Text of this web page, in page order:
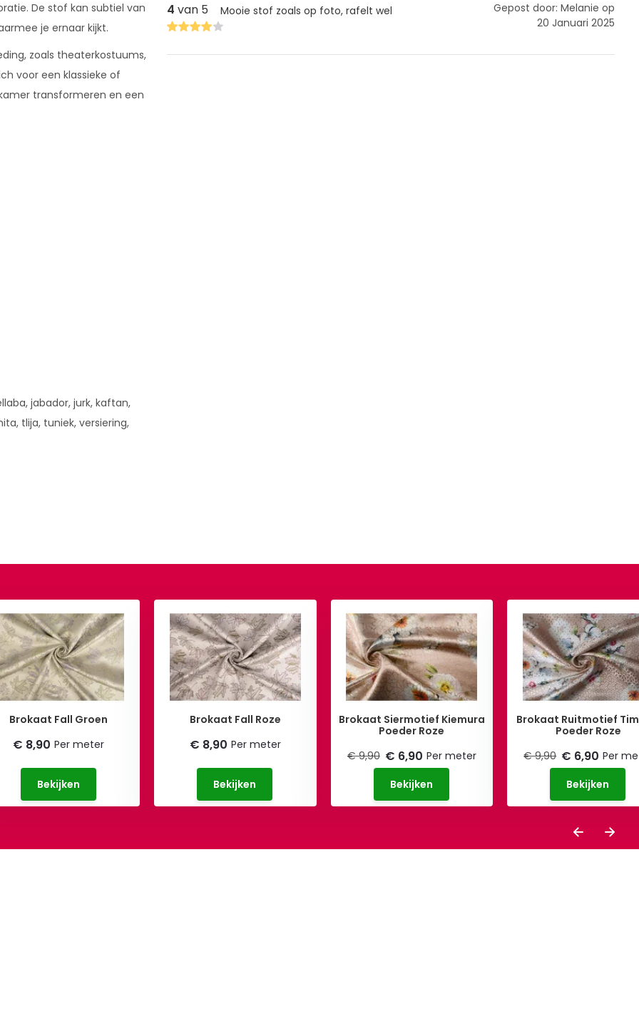
De stof kan subtiel van
je ernaar kijkt.
zoals theaterkostuums,
voor een klassieke of
transformeren en een
jabador, jurk, kaftan,
tlija, tuniek, versiering,
4 van 5 Mooie stof zoals op foto, rafelt wel
Gepost door: Melanie op
20 Januari 2025
Brokaat Fall Groen
€ 8,90 Per meter
Bekijken
Brokaat Fall Roze
€ 8,90 Per meter
Bekijken
Brokaat Siermotief Kiemura
Poeder Roze
€ 9,90 € 6,90 Per meter
Bekijken
Brokaat Ruitmotief
Poeder Roze
€ 9,90 € 6,90 Per
Bekijken